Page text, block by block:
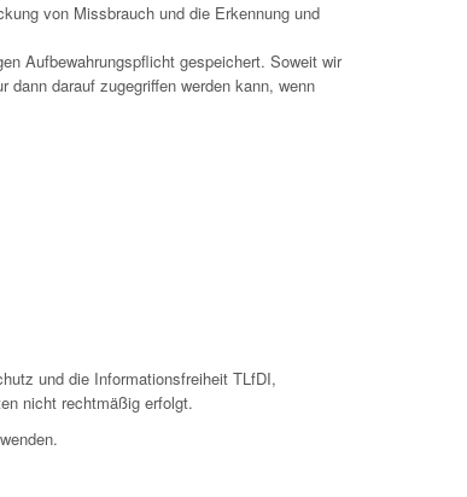
von Missbrauch und die Erkennung und
Aufbewahrungspflicht gespeichert. Soweit wir
darauf zugegriffen werden kann, wenn
und die Informationsfreiheit TLfDI,
nicht rechtmäßig erfolgt.